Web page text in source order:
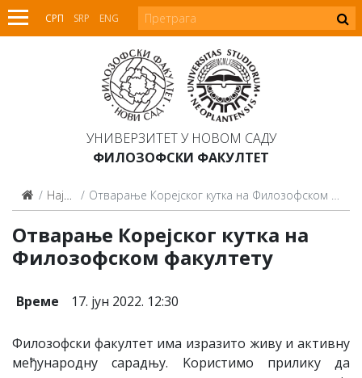
СРП SRP ENG
УНИВЕРЗИТЕТ У НОВОМ САДУ
ФИЛОЗОФСКИ ФАКУЛТЕТ
Најаве Отварање Корејског кутка на Филозофском факултету
Отварање Корејског кутка на
Филозофском факултету
Време 17. јун 2022. 12:30
Филозофски факултет има изразито живу и активну
међународну сарадњу. Kористимо прилику да